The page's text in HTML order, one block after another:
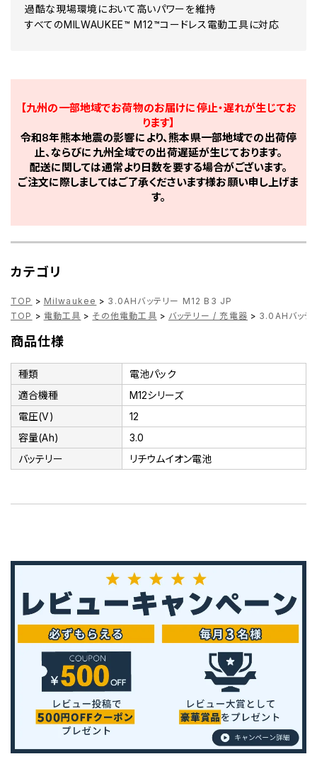
過酷な現場環境において高いパワーを維持
すべてのMILWAUKEE™ M12™コードレス電動工具に対応
【九州の一部地域でお荷物のお届けに停止・遅れが生じてお
ります】
令和8年熊本地震の影響により、熊本県一部地域での出荷停
止、ならびに九州全域での出荷遅延が生じております。
配送に関しては通常より日数を要する場合がございます。
ご注文に際しましてはご了承くださいます様お願い申し上げま
す。
カテゴリ
TOP > Milwaukee > 3.0AHバッテリー M12 B3 JP
TOP > 電動工具 > その他電動工具 > バッテリー / 充電器 > 3.0AHバッ
商品仕様
種類
電池パック
適合機種
M12シリーズ
電圧(V)
12
容量(Ah)
3.0
バッテリー
リチウムイオン電池